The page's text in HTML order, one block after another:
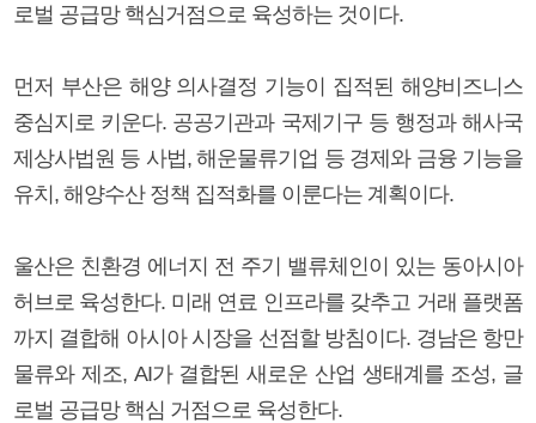
로벌 공급망 핵심거점으로 육성하는 것이다.
먼저 부산은 해양 의사결정 기능이 집적된 해양비즈니스
중심지로 키운다. 공공기관과 국제기구 등 행정과 해사국
제상사법원 등 사법, 해운물류기업 등 경제와 금융 기능을
유치, 해양수산 정책 집적화를 이룬다는 계획이다.
울산은 친환경 에너지 전 주기 밸류체인이 있는 동아시아
허브로 육성한다. 미래 연료 인프라를 갖추고 거래 플랫폼
까지 결합해 아시아 시장을 선점할 방침이다. 경남은 항만
물류와 제조, AI가 결합된 새로운 산업 생태계를 조성, 글
로벌 공급망 핵심 거점으로 육성한다.